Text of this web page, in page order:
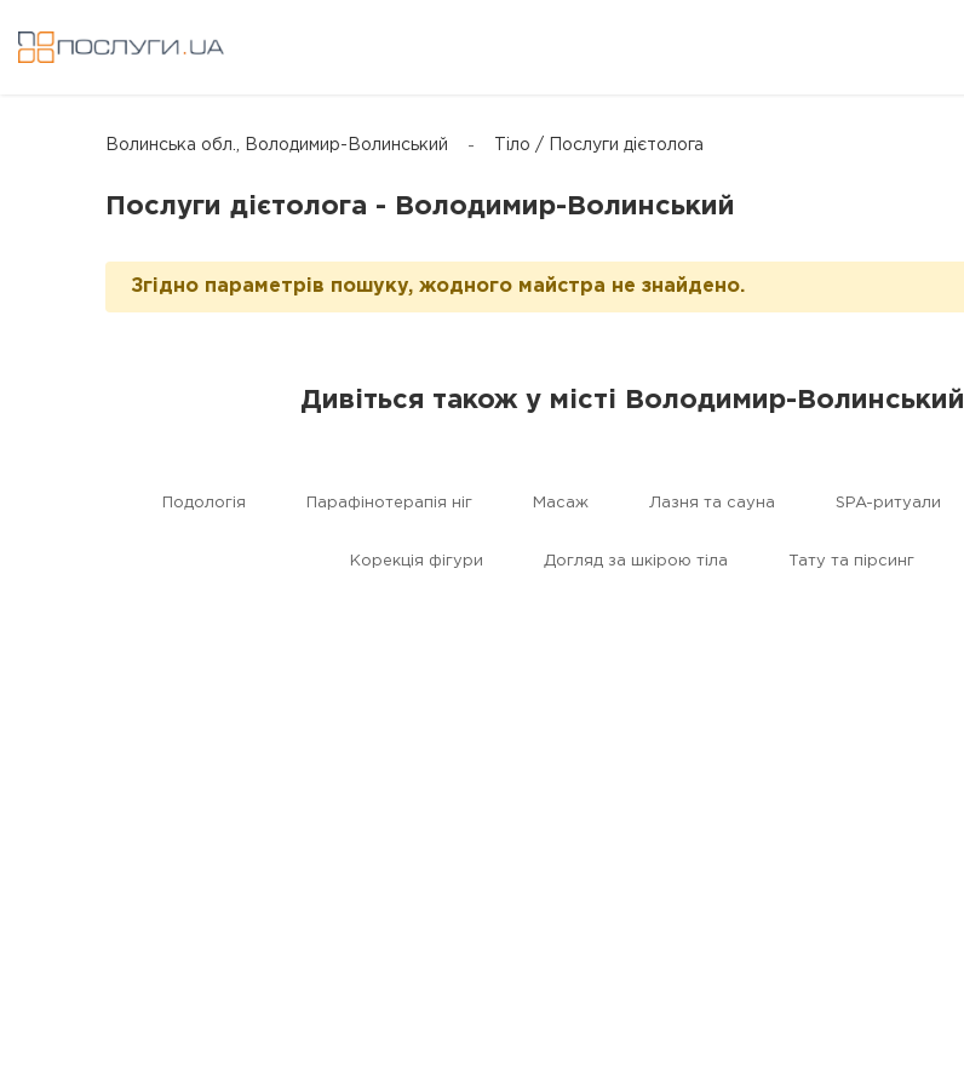
Волинська обл., Володимир-Волинський Тіло / Послуги дієтолога
Послуги дієтолога - Володимир-Волинський
Згідно параметрів пошуку, жодного майстра не знайдено.
Дивіться також у місті Володимир-Волинський
Подологія Парафінотерапія ніг Масаж Лазня та сауна SPA-ритуали
Корекція фігури Догляд за шкірою тіла Тату та пірсинг